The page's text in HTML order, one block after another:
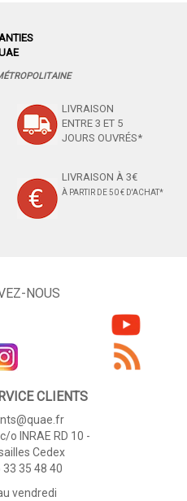
LIVRAISON
ENTRE 3 ET 5
JOURS OUVRÉS*
LIVRAISON À 3€
À PARTIR DE 50 € D'ACHAT*
NOUS
CLIENTS
o INRAE RD 10 -
Cedex
35 48 40
vendredi